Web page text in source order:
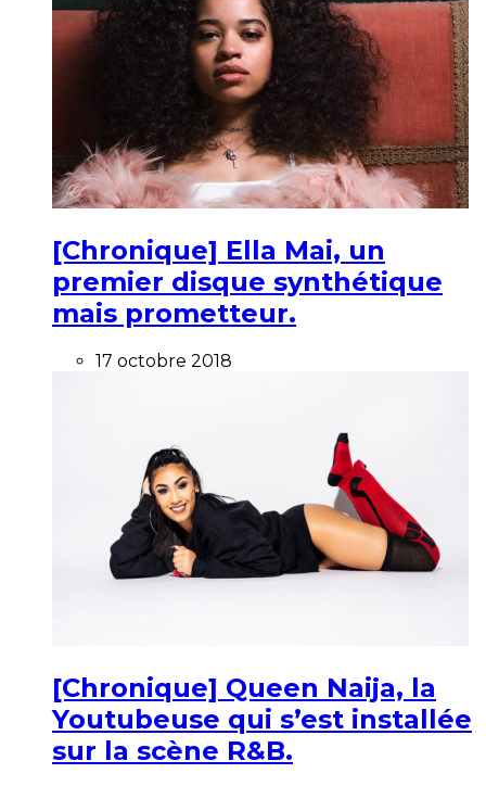
[Chronique] Ella Mai, un
premier disque synthétique
mais prometteur.
17 octobre 2018
[Chronique] Queen Naija, la
Youtubeuse qui s’est installée
sur la scène R&B.